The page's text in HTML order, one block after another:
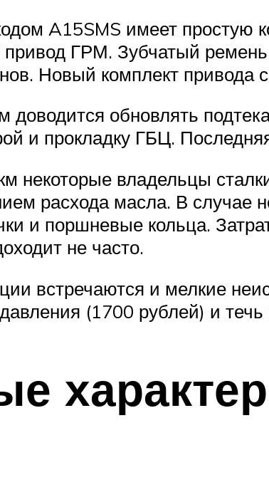
A15SMS имеет простую
ГРМ. Зубчатый
Новый комплект привода
доводится обновлять
и прокладку ГБЦ.
некоторые владельцы
расхода масла. В случае
и поршневые кольца.
не часто.
встречаются и мелкие
(1700 рублей) и